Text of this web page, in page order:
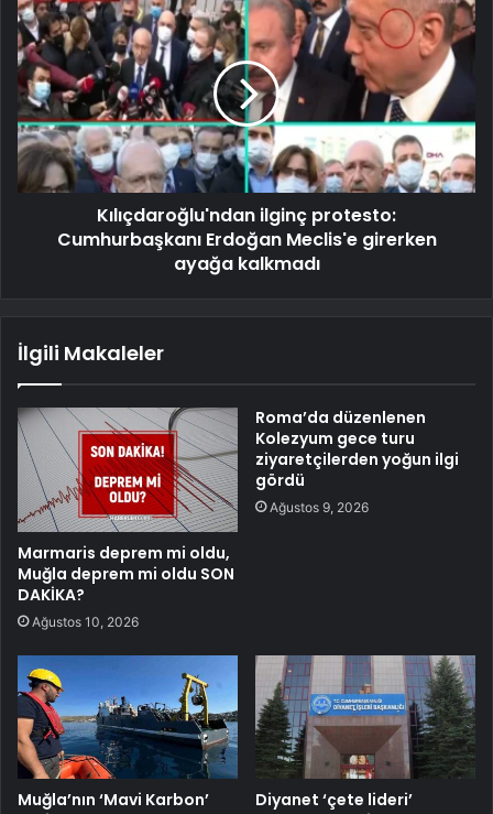
Kılıçdaroğlu'ndan ilginç protesto:
Cumhurbaşkanı Erdoğan Meclis'e girerken
ayağa kalkmadı
İlgili Makaleler
Marmaris deprem mi oldu,
Muğla deprem mi oldu SON
DAKİKA?
Ağustos 10, 2026
Roma’da düzenlenen
Kolezyum gece turu
ziyaretçilerden yoğun ilgi
gördü
Ağustos 9, 2026
Muğla’nın ‘Mavi Karbon’
Diyanet ‘çete lideri’